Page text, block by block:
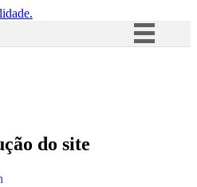
Acesso à informação
do site